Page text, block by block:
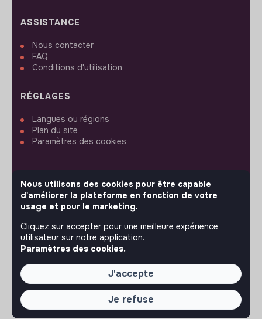
ASSISTANCE
Nous contacter
FAQ
Conditions d'utilisation
RÉGLAGES
Langues ou régions
Plan du site
Paramètres des cookies
SUIVEZ-NOUS
© 2026 jobs that makesense.
Nous utilisons des cookies pour être capable
d'améliorer la plateforme en fonction de votre
usage et pour le marketing.
Cliquez sur accepter pour une meilleure expérience
utilisateur sur notre application.
Paramètres des cookies.
J'accepte
Je refuse